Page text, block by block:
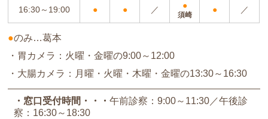
16:30～19:00 ● ● ／ ●
須崎
● ／
●のみ…葛本
・胃カメラ：火曜・金曜の9:00～12:00
・大腸カメラ：月曜・火曜・木曜・金曜の13:30～16:30
・窓口受付時間 午前診察：9:00～11:30
午後診
察：16:30～18:30